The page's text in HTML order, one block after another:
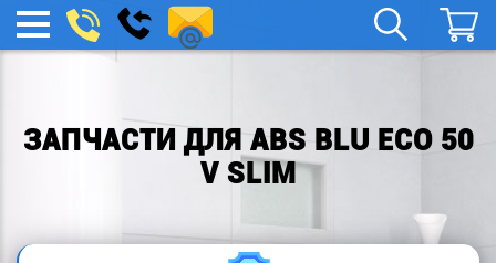
МЕНЮ
boylera@yandex.ru
Заказать
звонок
ЗАПЧАСТИ ДЛЯ ABS BLU ECO 50
V SLIM